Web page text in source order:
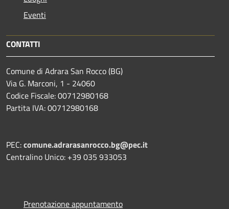
Eventi
CONTATTI
Comune di Adrara San Rocco (BG)
Via G. Marconi, 1 - 24060
Codice Fiscale: 00712980168
Partita IVA: 00712980168
PEC:comune.adrarasanrocco.bg@pec.it
Centralino Unico: +39 035 933053
Prenotazione appuntamento